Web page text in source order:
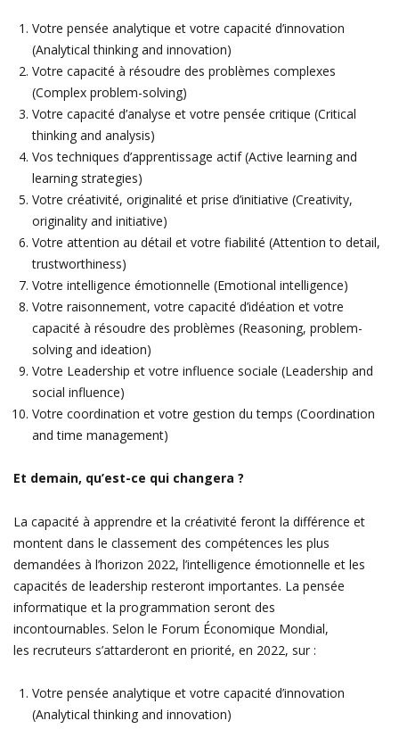
Votre pensée analytique et votre capacité d’innovation
(Analytical thinking and innovation)
Votre capacité à résoudre des problèmes complexes
(Complex problem-solving)
Votre capacité d’analyse et votre pensée critique (Critical
thinking and analysis)
Vos techniques d’apprentissage actif (Active learning and
learning strategies)
Votre créativité, originalité et prise d’initiative (Creativity,
originality and initiative)
Votre attention au détail et votre fiabilité (Attention to detail,
trustworthiness)
Votre intelligence émotionnelle (Emotional intelligence)
Votre raisonnement, votre capacité d’idéation et votre
capacité à résoudre des problèmes (Reasoning, problem-
solving and ideation)
Votre Leadership et votre influence sociale (Leadership and
social influence)
Votre coordination et votre gestion du temps (Coordination
and time management)
Et demain, qu’est-ce qui changera ?
La capacité à apprendre et la créativité feront la différence et
montent dans le classement des compétences les plus
demandées à l’horizon 2022, l’intelligence émotionnelle et les
capacités de leadership resteront importantes. La pensée
informatique et la programmation seront des
incontournables. Selon le Forum Économique Mondial,
les recruteurs s’attarderont en priorité, en 2022, sur :
Votre pensée analytique et votre capacité d’innovation
(Analytical thinking and innovation)